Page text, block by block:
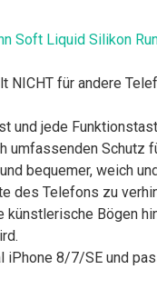
Soft Liquid Silikon
NICHT für andere
und jede
umfassenden Schutz
bequemer, weich
des Telefons zu
künstlerische Bögen
iPhone 8/7/SE und